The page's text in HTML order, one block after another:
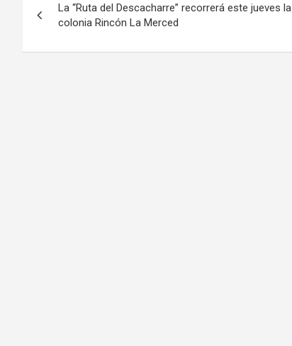
de
entradas
La “Ruta del Descacharre” recorrerá este jueves la
colonia Rincón La Merced